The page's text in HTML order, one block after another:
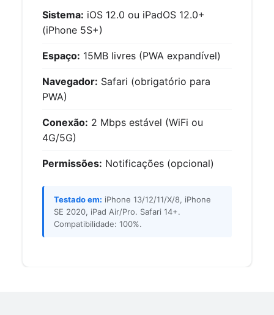
Sistema: iOS 12.0 ou iPadOS 12.0+
(iPhone 5S+)
Espaço: 15MB livres (PWA expandível)
Navegador: Safari (obrigatório para
PWA)
Conexão: 2 Mbps estável (WiFi ou
4G/5G)
Permissões: Notificações (opcional)
Testado em: iPhone 13/12/11/X/8, iPhone
SE 2020, iPad Air/Pro. Safari 14+.
Compatibilidade: 100%.